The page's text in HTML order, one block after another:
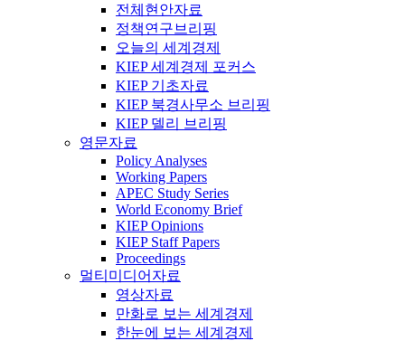
전체현안자료
정책연구브리핑
오늘의 세계경제
KIEP 세계경제 포커스
KIEP 기초자료
KIEP 북경사무소 브리핑
KIEP 델리 브리핑
영문자료
Policy Analyses
Working Papers
APEC Study Series
World Economy Brief
KIEP Opinions
KIEP Staff Papers
Proceedings
멀티미디어자료
영상자료
만화로 보는 세계경제
한눈에 보는 세계경제